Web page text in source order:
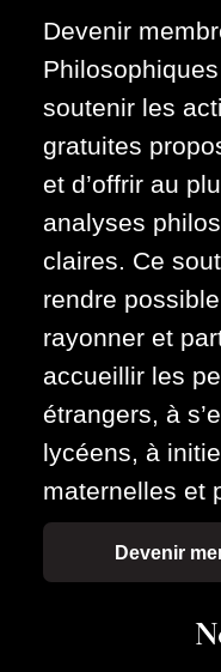
Devenir
soutenir les
gratuites
et d’offrir au
analyses
claires. Ce
rendre
rayonner et
accueillir les
étrangers, à
lycéens, à
maternelles et
Devenir